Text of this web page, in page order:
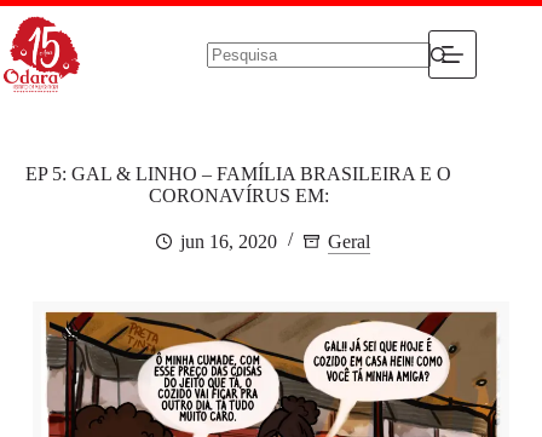
Pular
para
conteúdo
EP 5: GAL & LINHO – FAMÍLIA BRASILEIRA E O
CORONAVÍRUS EM:
jun 16, 2020 Geral